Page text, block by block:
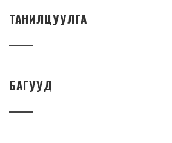
ТАНИЛЦУУЛГА
БАГУУД